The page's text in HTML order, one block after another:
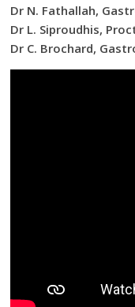
Dr N. Fathallah,
Dr L. Siproudhis,
Dr C. Brochard,